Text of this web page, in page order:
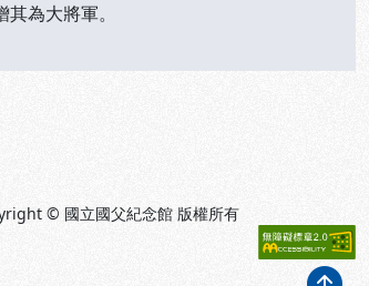
為大將軍。
© 國立國父紀念館 版權所有